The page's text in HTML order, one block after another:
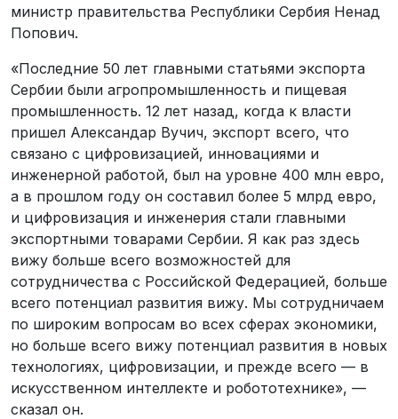
министр правительства Республики Сербия Ненад
Попович.
«Последние 50 лет главными статьями экспорта
Сербии были агропромышленность и пищевая
промышленность. 12 лет назад, когда к власти
пришел Александар Вучич, экспорт всего, что
связано с цифровизацией, инновациями и
инженерной работой, был на уровне 400 млн евро,
а в прошлом году он составил более 5 млрд евро,
и цифровизация и инженерия стали главными
экспортными товарами Сербии. Я как раз здесь
вижу больше всего возможностей для
сотрудничества с Российской Федерацией, больше
всего потенциал развития вижу. Мы сотрудничаем
по широким вопросам во всех сферах экономики,
но больше всего вижу потенциал развития в новых
технологиях, цифровизации, и прежде всего — в
искусственном интеллекте и робототехнике», —
сказал он.